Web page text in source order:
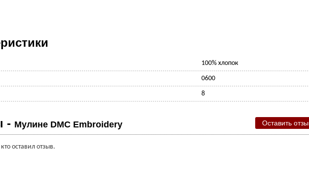
100% хлопок
0600
8
- Мулине DMC Embroidery Оставить
оставил отзыв.